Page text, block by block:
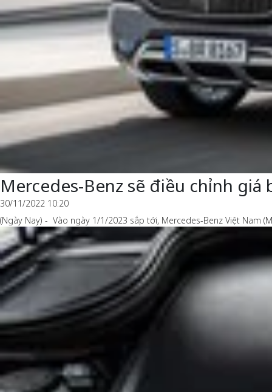
Mercedes-Benz sẽ điều chỉnh
30/11/2022 10:20
(Ngày Nay) - Vào ngày 1/1/2023 sắp tới, Mercedes-Benz Việt Nam